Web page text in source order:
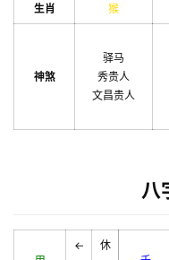
生肖 猴
神煞
驿马
秀贵人
文昌贵人
八
←
休